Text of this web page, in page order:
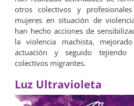
otros colectivos y
mujeres en situación de
han hecho acciones de
la violencia machista,
actuación y seguido tejiendo
colectivos migrantes.
Luz Ultravioleta